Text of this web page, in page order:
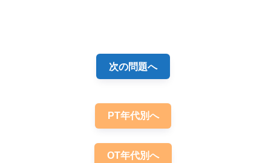
次の問題へ
PT年代別へ
OT年代別へ